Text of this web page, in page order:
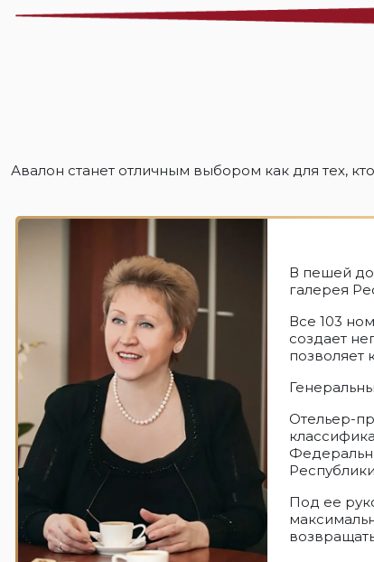
Авалон станет отличным выбором как для тех,
В пешей
галерея
Все 103
создает
позволяет
Отельер-
Под ее